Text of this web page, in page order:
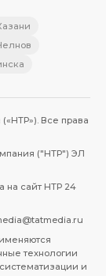
Все права
("НТР") ЭЛ
на сайт НТР 24
технологии
и